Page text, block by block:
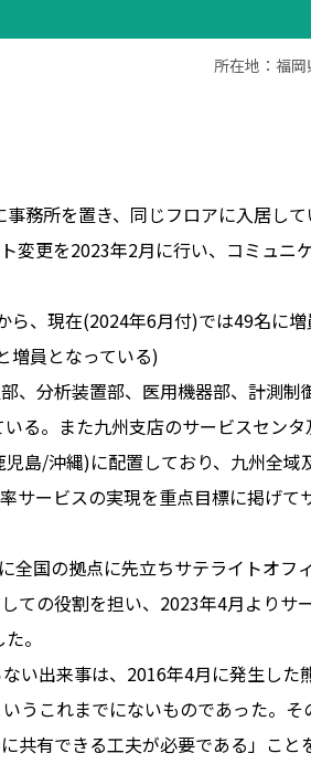
所在地：福
務所を置き、同じフロアに入居し
変更を2023年2月に行い、コミュニ
、現在(2024年6月付)では49名に増
増員となっている)
、分析装置部、医用機器部、計測制
る。また九州支店のサービスセン
島/沖縄)に配置しており、九州全域
サービスの実現を重点目標に掲げて
全国の拠点に先立ちサテライトオフ
ての役割を担い、2023年4月よりサ
。
い出来事は、2016年4月に発生した
うこれまでにないものであった。そ
共有できる工夫が必要である」こと